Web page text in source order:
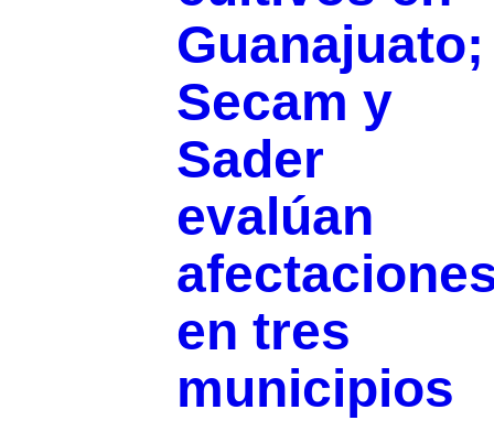
Guanajuato;
Secam y
Sader
evalúan
en tres
municipios